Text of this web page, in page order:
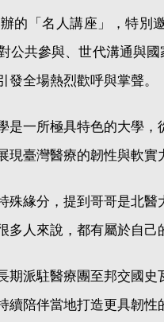
的「名人講座」，特
公共參與、世代溝通與
全場熱烈歡呼與掌聲。
是一所極具特色的大學
臺灣醫療的韌性與軟實
殊緣分，提到哥哥是北
人來說，都有屬於自己
期派駐醫療團至邦交國
續陪伴當地打造更具韌